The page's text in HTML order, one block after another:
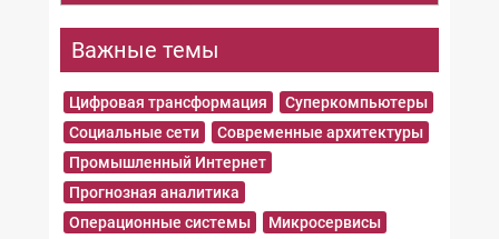
Важные темы
Цифровая трансформация
Суперкомпьютеры
Социальные сети
Современные архитектуры
Промышленный Интернет
Прогнозная аналитика
Операционные системы
Микросервисы